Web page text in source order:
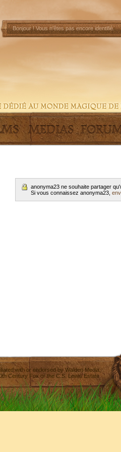
Bonjour !Vous n'êtes pas encore identifié.
anonyma23 ne souhaite partager
Si vous connaissez anonyma23,
with or endorsed byWalden Media
Century Fox or the C.S. Lewis Estate.